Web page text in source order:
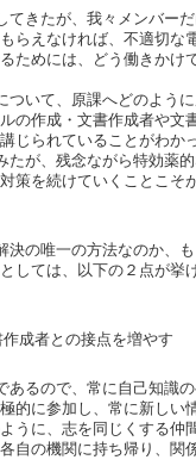
きたが、我々メンバー
らえなければ、不適切な
ためには、どう働きかけ
いて、原課へどのよう
の作成・文書作成者や文
じられていることがわかっ
が、残念ながら特効薬
策を続けていくことこそ
の唯一の方法なのか、
しては、以下の２点が挙
成者との接点を増やす
るので、常に自己知識
的に参加し、常に新しい
うに、志を同じくする
自の機関に持ち帰り、関